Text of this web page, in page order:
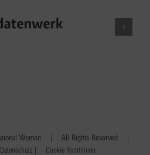
Women | All Rights Reserved |
Datenschutz | Cookie Richtlinien